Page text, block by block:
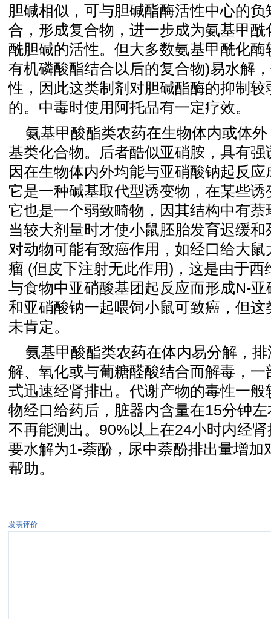
胆碱相似，可与胆碱酯酶活性中心的
合，形成复合物，进一步成为氨基甲
酰胆碱的活性。但大多数氨基甲酰化
有机磷酸酯结合以后的复合物)易水解
性，因此这类制剂对胆碱酯酶的抑制
的。中毒时使用阿托品有一定疗效。
氨基甲酸酯类农药在生物体内或体
基类化合物。后者酷似亚硝胺，具有
因在生物体内外均能与亚硝酸钠起反
它是一种碱基取代型诱变物，在某些
它也是一个弱致畸物，因其结构中有
当较大剂量时才使小鼠胚胎发育迟缓
对动物可能有致癌作用，如经口给大
瘤 (但皮下注射无此作用)，这是由于西
与食物中亚硝酸基团起反应而形成N-
和亚硝酸钠一起喂饲小鼠可致癌，但
未肯定。
氨基甲酸酯类农药在体内易分解，
解、氧化或与葡糖醛酸结合而解毒，
式迅速经肾排出。代谢产物的毒性一
物经口给药后，脏器内含量在15分钟
不再能测出。90%以上在24小时内经
要水解为1-萘酚，尿中萘酚排出量增加
帮助。
发表评价